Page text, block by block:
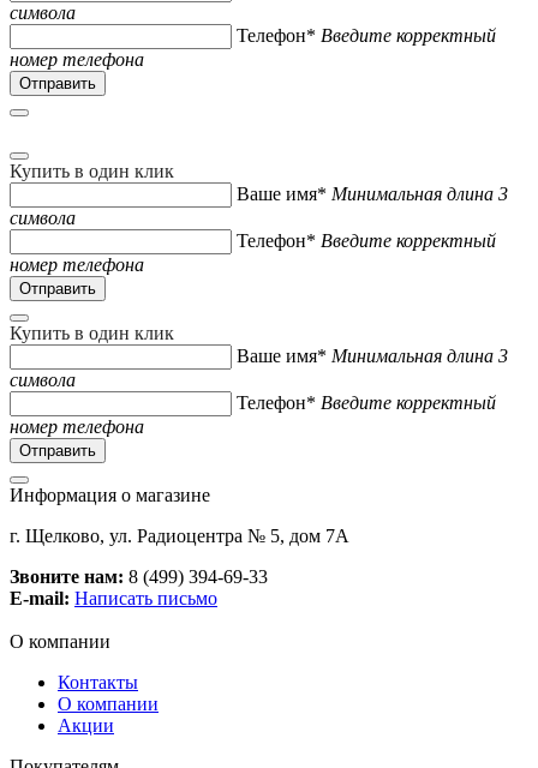
символа
Телефон* Введите корректный
номер телефона
Купить в один клик
Ваше имя* Минимальная длина 3
символа
Телефон* Введите корректный
номер телефона
Купить в один клик
Ваше имя* Минимальная длина 3
символа
Телефон* Введите корректный
номер телефона
Информация о магазине
г. Щелково, ул. Радиоцентра № 5, дом 7А
Звоните нам: 8 (499) 394-69-33
E-mail: Написать письмо
О компании
Контакты
О компании
Акции